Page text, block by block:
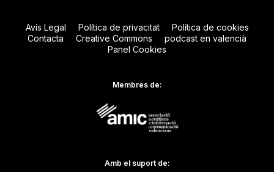
Avís Legal Política de privacitat
Política de cookies
Contacta
Creative Commons
podcast en valencià
Panel Cookies
Membres de:
Amb el suport de: